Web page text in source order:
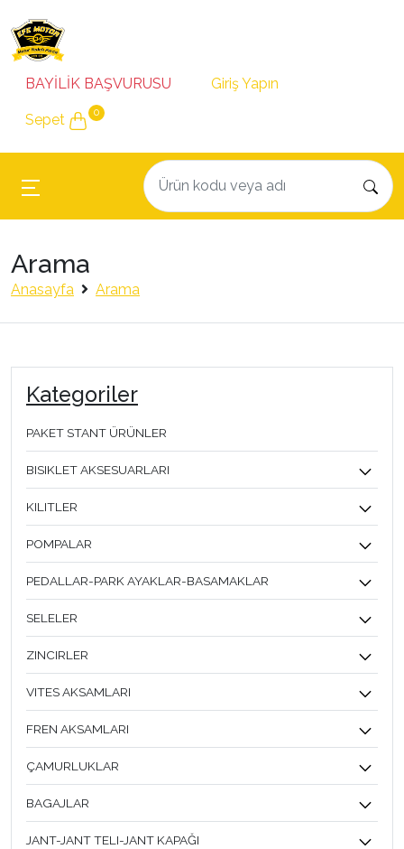
BAYİLİK BAŞVURUSU Giriş Yapın
Sepet 0
Arama
Anasayfa Arama
Kategoriler
PAKET STANT ÜRÜNLER
BISIKLET AKSESUARLARI
KILITLER
POMPALAR
PEDALLAR-PARK AYAKLAR-BASAMAKLAR
SELELER
ZINCIRLER
VITES AKSAMLARI
FREN AKSAMLARI
ÇAMURLUKLAR
BAGAJLAR
JANT-JANT TELI-JANT KAPAĞI